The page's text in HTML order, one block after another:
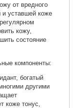
от вредного
и уставшей коже
кожу,
состояние
компоненты:
богатый
другими
коже тонус,